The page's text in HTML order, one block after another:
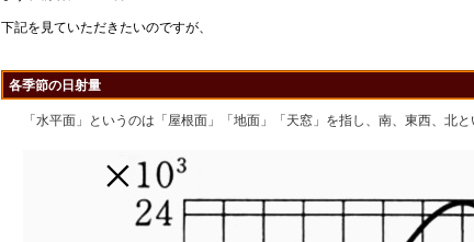
下記を見ていただきたいのですが、
各季節の日射量
「水平面」というのは「屋根面」「地面」「天窓」を指し、南、東西、北